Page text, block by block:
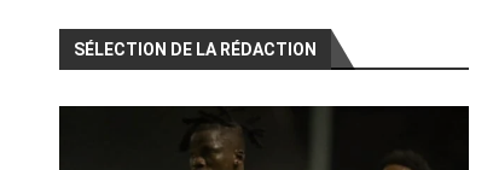
SÉLECTION DE LA RÉDACTION